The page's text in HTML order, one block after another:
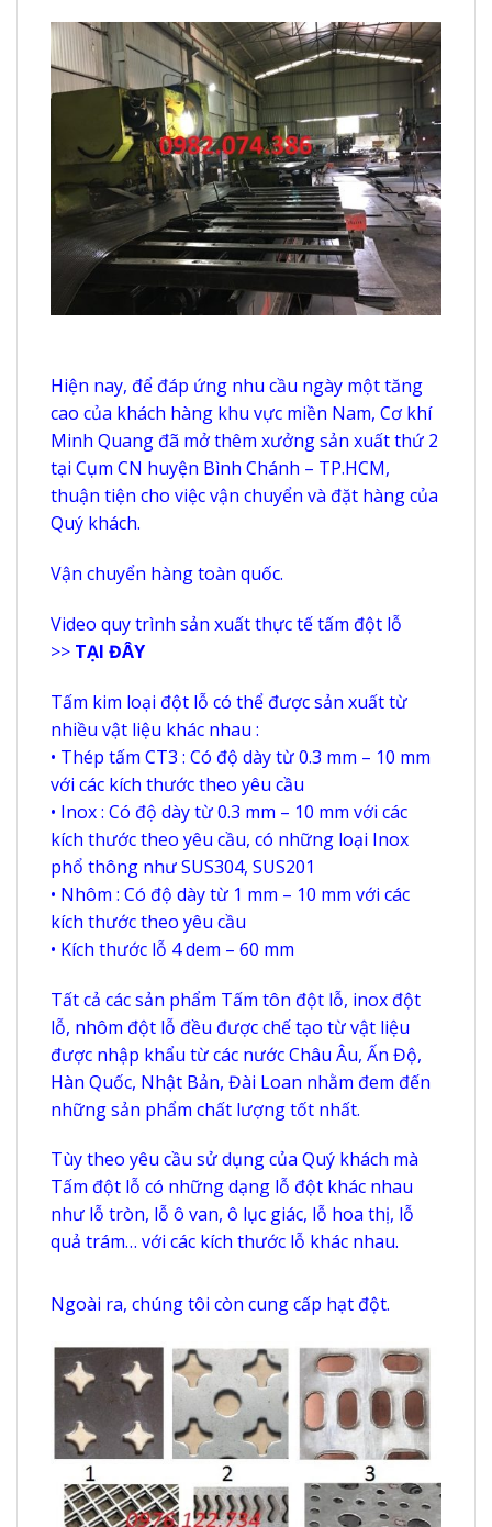
Hiện nay, để đáp ứng nhu cầu ngày một tăng
cao của khách hàng khu vực miền Nam, Cơ khí
Minh Quang đã mở thêm xưởng sản xuất thứ 2
tại Cụm CN huyện Bình Chánh – TP.HCM,
thuận tiện cho việc vận chuyển và đặt hàng của
Quý khách.
Vận chuyển hàng toàn quốc.
Video quy trình sản xuất thực tế tấm đột lỗ
>> TẠI ĐÂY
Tấm kim loại đột lỗ có thể được sản xuất từ
nhiều vật liệu khác nhau :
• Thép tấm CT3 : Có độ dày từ 0.3 mm – 10 mm
với các kích thước theo yêu cầu
• Inox : Có độ dày từ 0.3 mm – 10 mm với các
kích thước theo yêu cầu, có những loại Inox
phổ thông như SUS304, SUS201
• Nhôm : Có độ dày từ 1 mm – 10 mm với các
kích thước theo yêu cầu
• Kích thước lỗ 4 dem – 60 mm
Tất cả các sản phẩm Tấm tôn đột lỗ, inox đột
lỗ, nhôm đột lỗ đều được chế tạo từ vật liệu
được nhập khẩu từ các nước Châu Âu, Ấn Độ,
Hàn Quốc, Nhật Bản, Đài Loan nhằm đem đến
những sản phẩm chất lượng tốt nhất.
Tùy theo yêu cầu sử dụng của Quý khách mà
Tấm đột lỗ có những dạng lỗ đột khác nhau
như lỗ tròn, lỗ ô van, ô lục giác, lỗ hoa thị, lỗ
quả trám… với các kích thước lỗ khác nhau.
Ngoài ra, chúng tôi còn cung cấp hạt đột.